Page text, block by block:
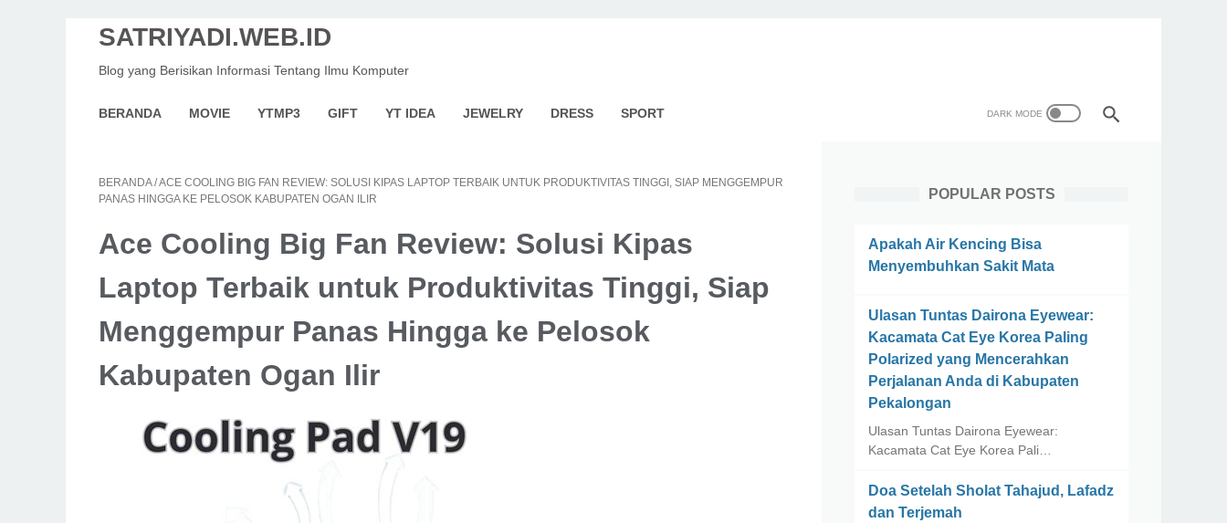
SATRIYADI.WEB.ID
Blog yang Berisikan Informasi Tentang Ilmu Komputer
BERANDA MOVIE YTMP3 GIFT YT IDEA JEWELRY DRESS SPORT
BERANDA /ACE COOLING BIG FAN REVIEW: SOLUSI KIPAS LAPTOP TERBAIK UNTUK PRODUKTIVITAS TINGGI, SIAP MENGGEMPUR
PANAS HINGGA KE PELOSOK KABUPATEN OGAN ILIR
Ace Cooling Big Fan Review: Solusi Kipas
Laptop Terbaik untuk Produktivitas Tinggi, Siap
Menggempur Panas Hingga ke Pelosok
Kabupaten Ogan Ilir
POPULAR POSTS
Apakah Air Kencing Bisa
Menyembuhkan Sakit Mata
Ulasan Tuntas Dairona Eyewear:
Kacamata Cat Eye Korea Paling
Polarized yang Mencerahkan
Perjalanan Anda di Kabupaten
Pekalongan
Ulasan Tuntas Dairona Eyewear:
Kacamata Cat Eye Korea Pali…
Doa Setelah Sholat Tahajud, Lafadz
dan Terjemah